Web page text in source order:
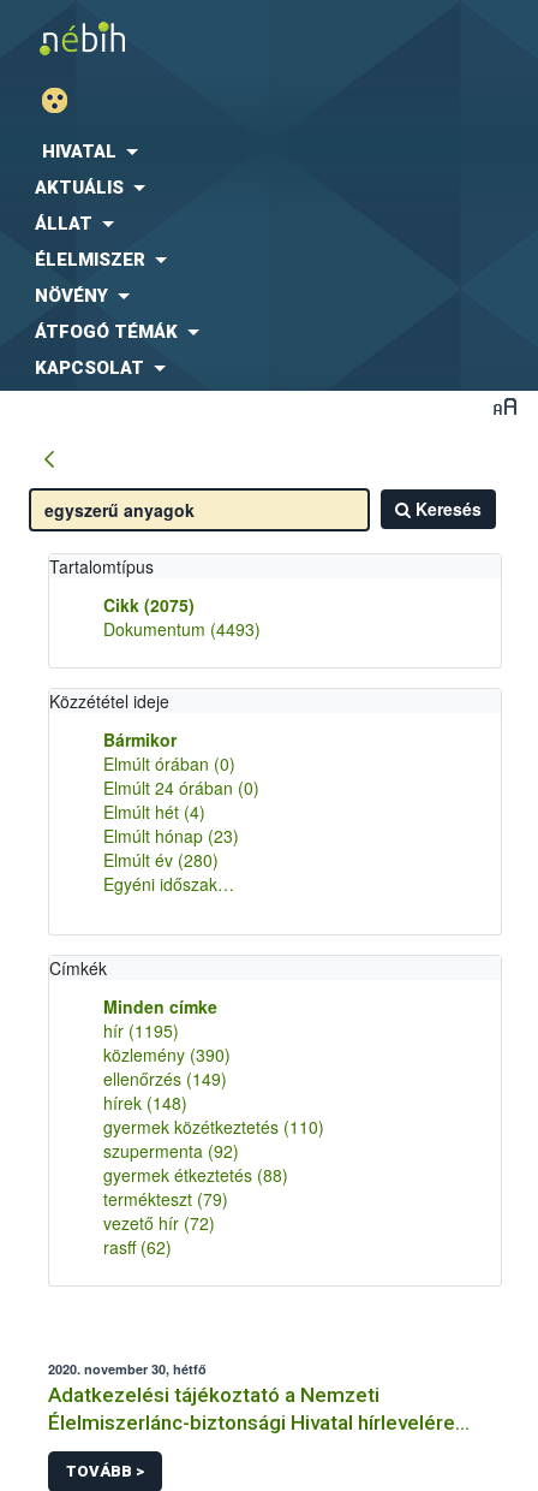
HIVATAL
AKTUÁLIS
ÁLLAT
ÉLELMISZER
NÖVÉNY
ÁTFOGÓ TÉMÁK
KAPCSOLAT
Keresés
Tartalomtípus
Cikk (2075)
Dokumentum (4493)
Közzététel ideje
Bármikor
Elmúlt órában (0)
Elmúlt 24 órában (0)
Elmúlt hét (4)
Elmúlt hónap (23)
Elmúlt év (280)
Egyéni időszak…
Címkék
Minden címke
hír (1195)
közlemény (390)
ellenőrzés (149)
hírek (148)
gyermek közétkeztetés (110)
szupermenta (92)
gyermek étkeztetés (88)
termékteszt (79)
vezető hír (72)
rasff (62)
2020. november 30, hétfő
Adatkezelési tájékoztató a Nemzeti
Élelmiszerlánc-biztonsági Hivatal hírlevelére
történő regisztrációhoz kapcsolódó
adatkezelések vonatkozásában
TOVÁBB >